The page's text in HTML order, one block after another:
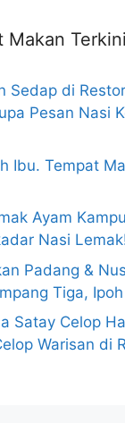
Makan
Sedap di
Pesan Nasi
Ibu. Tempat
Ayam
Nasi
Padang &
Tiga, Ipoh
Satay Celop
Warisan di